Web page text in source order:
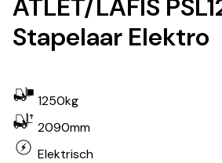
ATLET/LAFIS
Stapelaar Elektro
1250kg
2090mm
Elektrisch